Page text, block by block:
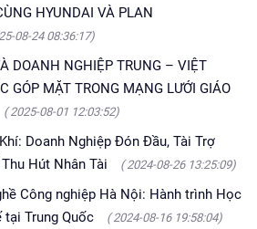
HYUNDAI VÀ PLAN
08-24 08:36:17)
DOANH NGHIỆP TRUNG – VIỆT
GÓP MẶT TRONG MẠNG LƯỚI GIÁO
( 2025-08-01 12:03:52)
Doanh Nghiệp Đón Đầu, Tài Trợ
Hút Nhân Tài
( 2024-08-26 13:25:09)
Công nghiệp Hà Nội: Hành trình Học
Trung Quốc
( 2024-08-16 19:58:04)